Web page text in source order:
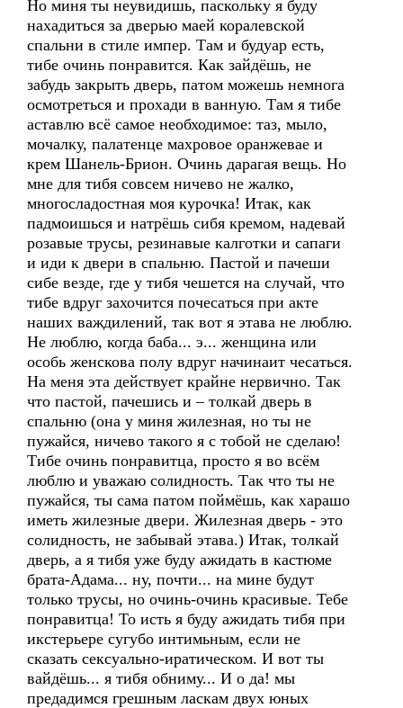
Но миня ты неувидишь, паскольку я буду
нахадиться за дверью маей коралевской
спальни в стиле импер. Там и будуар есть,
тибе очинь понравится. Как зайдёшь, не
забудь закрыть дверь, патом можешь немнога
осмотреться и прохади в ванную. Там я тибе
аставлю всё самое необходимое: таз, мыло,
мочалку, палатенце махровое оранжевае и
крем Шанель-Брион. Очинь дарагая вещь. Но
мне для тибя совсем ничево не жалко,
многосладостная моя курочка! Итак, как
падмоишься и натрёшь сибя кремом, надевай
розавые трусы, резинавые калготки и сапаги
и иди к двери в спальню. Пастой и пачеши
сибе везде, где у тибя чешется на случай, что
тибе вдруг захочится почесаться при акте
наших важдилений, так вот я этава не люблю.
Не люблю, когда баба... э... женщина или
особь женскова полу вдруг начинаит чесаться.
На меня эта действует крайне нервично. Так
что пастой, пачешись и – толкай дверь в
спальню (она у миня жилезная, но ты не
пужайся, ничево такого я с тобой не сделаю!
Тибе очинь понравитца, просто я во всём
люблю и уважаю солидность. Так что ты не
пужайся, ты сама патом поймёшь, как харашо
иметь жилезные двери. Жилезная дверь - это
солидность, не забывай этава.) Итак, толкай
дверь, а я тибя уже буду ажидать в кастюме
брата-Адама... ну, почти... на мине будут
только трусы, но очинь-очинь красивые. Тебе
понравитца! То исть я буду ажидать тибя при
икстерьере сугубо интимьным, если не
сказать сексуально-иратическом. И вот ты
вайдёшь... я тибя обниму... И о да! мы
предадимся грешным ласкам двух юных